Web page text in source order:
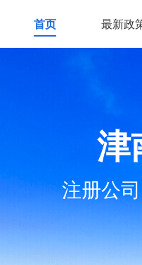
首页 最新政
津
注册公